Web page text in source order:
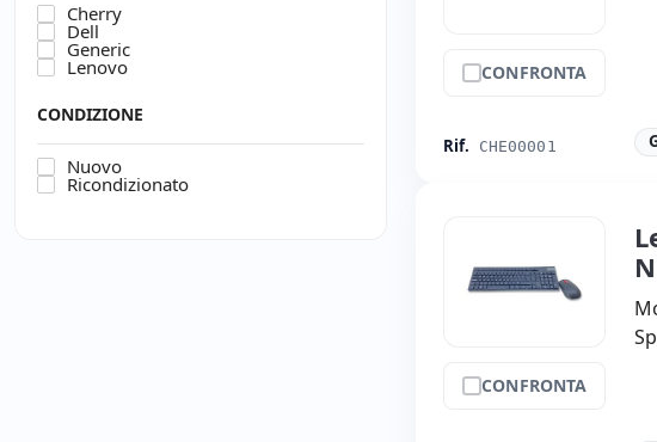
Cherry
Dell
Generic
Lenovo
CONDIZIONE
Nuovo
Ricondizionato
CONFRONTA
Rif. CHE00001
CONFRONTA